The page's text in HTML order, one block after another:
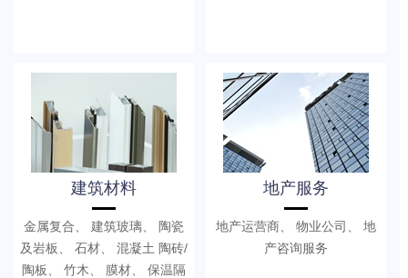
建筑材料
金属复合、 建筑玻璃、 陶瓷
及岩板、 石材、 混凝土 陶砖/
陶板、 竹木、 膜材、 保温隔
地产服务
地产运营商、 物业公司、 地
产咨询服务